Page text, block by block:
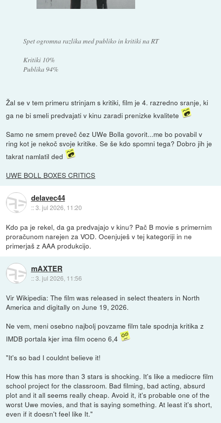
Spet ogromna razlika med publiko in kritiki na RT
Kritiki 10%
Publika 94%
Žal se v tem primeru strinjam s kritiki, film je 4. razredno sranje, ki
ga ne bi smeli predvajati v kinu zaradi prenizke kvalitete
Samo ne smem preveč čez UWe Bolla govorit...me bo povabil v
ring kot je nekoč svoje kritike. Se še kdo spomni tega? Dobro jih je
takrat namlatil ded
UWE BOLL BOXES CRITICS
delavec44
::3. jul 2026, 11:20
Kdo pa je rekel, da ga predvajajo v kinu? Pač B movie s primernim
proračunom narejen za VOD. Ocenjuješ v tej kategoriji in ne
primerjaš z AAA produkcijo.
mAXTER
::3. jul 2026, 11:56
Vir Wikipedia: The film was released in select theaters in North
America and digitally on June 19, 2026.
Ne vem, meni osebno najbolj povzame film tale spodnja kritika z
IMDB portala kjer ima film oceno 6,4
"It's so bad I couldnt believe it!
How this has more than 3 stars is shocking. It's like a mediocre film
school project for the classroom. Bad filming, bad acting, absurd
plot and it all seems really cheap. Avoid it, it's probable one of the
worst Uwe movies, and that is saying something. At least it's short,
even if it doesn't feel like It."